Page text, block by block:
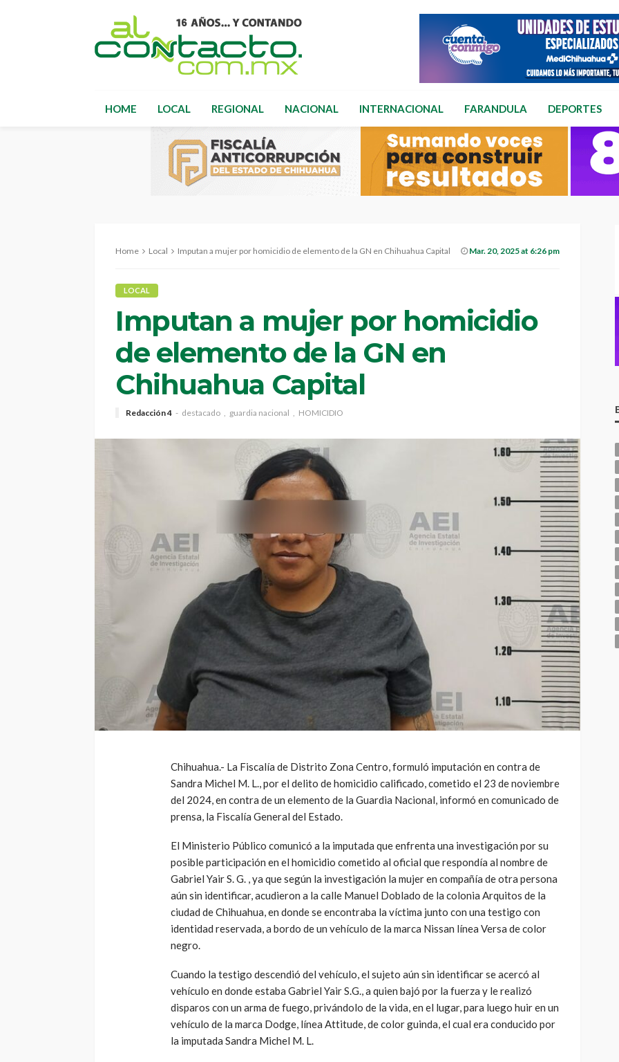
HOME LOCAL REGIONAL NACIONAL INTERNACIONAL FARANDULA DEPORTES
Home Local Imputan a mujer por homicidio de elemento de la GN en Chihuahua Capital Mar. 20, 2025 at 6:26 pm
LOCAL
Imputan a mujer por homicidio
de elemento de la GN en
Chihuahua Capital
Redacción 4 destacado guardia nacional HOMICIDIO
Chihuahua.- La Fiscalía de Distrito Zona Centro, formuló imputación en contra de
Sandra Michel M. L., por el delito de homicidio calificado, cometido el 23 de noviembre
del 2024, en contra de un elemento de la Guardia Nacional, informó en comunicado de
prensa, la Fiscalía General del Estado.
El Ministerio Público comunicó a la imputada que enfrenta una investigación por su
posible participación en el homicidio cometido al oficial que respondía al nombre de
Gabriel Yair S. G. , ya que según la investigación la mujer en compañía de otra persona
aún sin identificar, acudieron a la calle Manuel Doblado de la colonia Arquitos de la
ciudad de Chihuahua, en donde se encontraba la víctima junto con una testigo con
identidad reservada, a bordo de un vehículo de la marca Nissan línea Versa de color
negro.
Cuando la testigo descendió del vehículo, el sujeto aún sin identificar se acercó al
vehículo en donde estaba Gabriel Yair S.G., a quien bajó por la fuerza y le realizó
disparos con un arma de fuego, privándolo de la vida, en el lugar, para luego huir en un
vehículo de la marca Dodge, línea Attitude, de color guinda, el cual era conducido por
la imputada Sandra Michel M. L.